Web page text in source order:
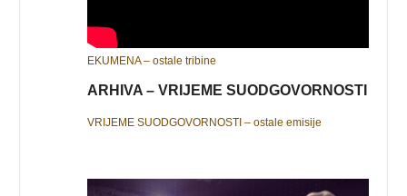
EKUMENA – ostale tribine
ARHIVA – VRIJEME SUODGOVORNOSTI
VRIJEME SUODGOVORNOSTI – ostale emisije